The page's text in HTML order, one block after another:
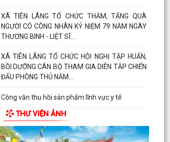
XÃ TIÊN LÃNG TỔ CHỨC THĂM, TẶNG QUÀ
NGƯỜI CÓ CÔNG NHÂN KỶ NIỆM 79 NĂM NGÀY
THƯƠNG BINH - LIỆT SĨ...
XÃ TIÊN LÃNG TỔ CHỨC HỘI NGHỊ TẬP HUẤN,
BỒI DƯỠNG CÁN BỘ THAM GIA DIỄN TẬP CHIẾN
ĐẤU PHÒNG THỦ NĂM...
Công văn thu hồi sản phẩm lĩnh vực y tế
Công văn về việc thông báo thu hồi thuốc không
đạt tiêu chuẩn chất lượng
THƯ VIỆN ẢNH